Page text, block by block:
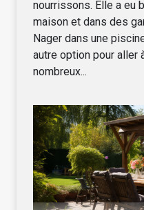
nourrissons. Elle a eu
maison et dans des
Nager dans une
autre option pour aller
nombreux...